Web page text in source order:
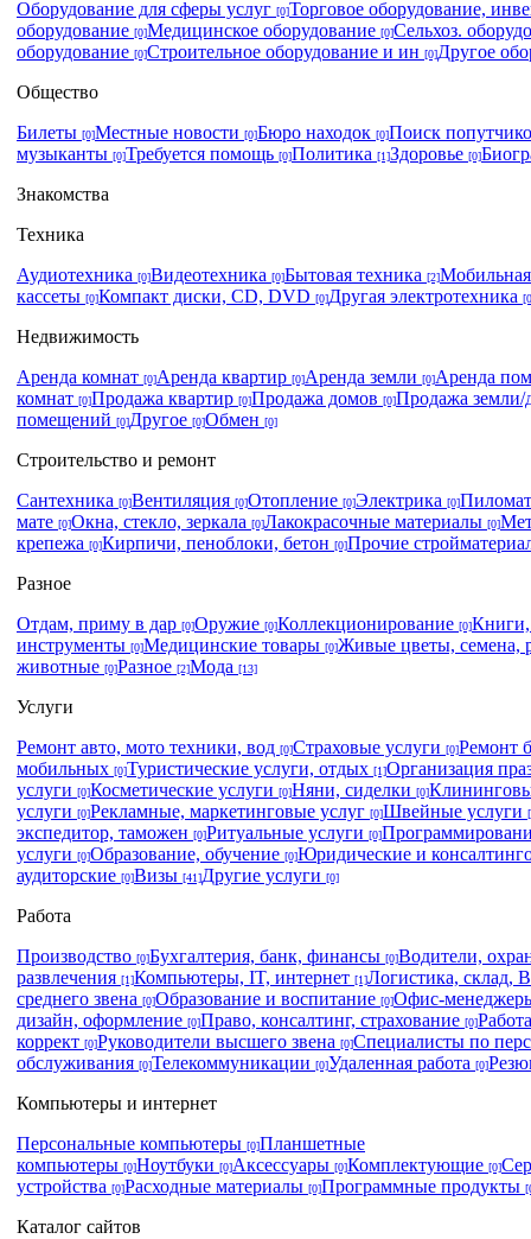
Оборудование для сферы услуг [0]Торговое оборудование,
оборудование [0]Медицинское оборудование [0]Сельхоз.
оборудование [0]Строительное оборудование и ин [0]Другое
Общество
Билеты [0]Местные новости [0]Бюро находок [0]Поиск
музыканты [0]Требуется помощь [0]Политика [1]Здоровье [0]
Знакомства
Техника
Аудиотехника [0]Видеотехника [0]Бытовая техника [2]
кассеты [0]Компакт диски, CD, DVD [0]Другая электротехника
Недвижимость
Аренда комнат [0]Аренда квартир [0]Аренда земли [0]Аренда
комнат [0]Продажа квартир [0]Продажа домов [0]Продажа земли/
помещений [0]Другое [0]Обмен [0]
Строительство и ремонт
Сантехника [0]Вентиляция [0]Отопление [0]Электрика [0]
мате [0]Окна, стекло, зеркала [0]Лакокрасочные материалы [0]
крепежа [0]Кирпичи, пеноблоки, бетон [0]Прочие
Разное
Отдам, приму в дар [0]Оружие [0]Коллекционирование [0]
инструменты [0]Медицинские товары [0]Живые цветы, семена,
животные [0]Разное [2]Мода [13]
Услуги
Ремонт авто, мото техники, вод [0]Страховые услуги [0]Ремонт
мобильных [0]Туристические услуги, отдых [1]Организация
услуги [0]Косметические услуги [0]Няни, сиделки [0]
услуги [0]Рекламные, маркетинговые услуг [0]Швейные услуги
экспедитор, таможен [0]Ритуальные услуги [0]
услуги [0]Образование, обучение [0]Юридические и
аудиторские [0]Визы [41]Другие услуги [0]
Работа
Производство [0]Бухгалтерия, банк, финансы [0]Водители,
развлечения [1]Компьютеры, IT, интернет [1]Логистика, склад,
среднего звена [0]Образование и воспитание [0]Офис-
дизайн, оформление [0]Право, консалтинг, страхование [0]
коррект [0]Руководители высшего звена [0]Специалисты по
обслуживания [0]Телекоммуникации [0]Удаленная работа [0]
Компьютеры и интернет
Персональные компьютеры [0]Планшетные
компьютеры [0]Ноутбуки [0]Аксессуары [0]Комплектующие [0]
устройства [0]Расходные материалы [0]Программные продукты
Каталог сайтов